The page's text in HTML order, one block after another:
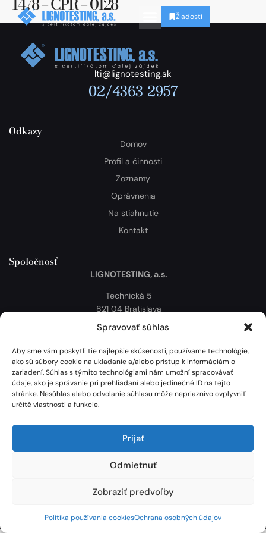
Spravovať súhlas
Aby sme vám poskytli tie najlepšie skúsenosti, používame technológie,
ako sú súbory cookie na ukladanie a/alebo prístup k informáciám o
zariadení. Súhlas s týmito technológiami nám umožní spracovávať
údaje, ako je správanie pri prehliadaní alebo jedinečné ID na tejto
stránke. Nesúhlas alebo odvolanie súhlasu môže nepriaznivo ovplyvniť
určité vlastnosti a funkcie.
Prijať
Odmietnuť
Zobraziť predvoľby
Politika používania cookiesOchrana osobných údajov
Žiadosti
lti@lignotesting.sk
02/4363 2957
Odkazy
Domov
Profil a činnosti
Zoznamy
Oprávnenia
Na stiahnutie
Kontakt
Spoločnosť
LIGNOTESTING, a.s.
Technická 5
821 04 Bratislava
Slovenská republika
Politika používania cookies
Mapa
Lignotesting, a. s. © 2024 | Všetky práva vyhradené. | Vytvoril: Marek Heinfarth.